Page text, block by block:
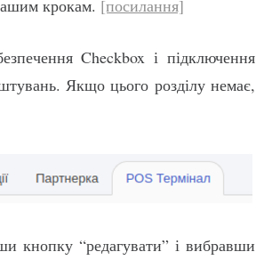
крокам. [посилання]
Checkbox і підключення
Якщо цього розділу немає,
кнопку “редагувати” і вибравши